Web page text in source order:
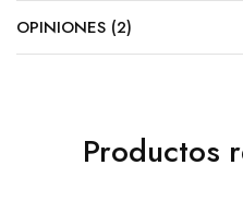
OPINIONES (2)
Productos